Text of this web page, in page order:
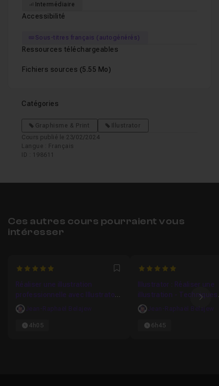
Leçon 28 25 - les trois bras oranges
Leçon 29 25 - bonus mise en valeurs
Intermédiaire
Accessibilité
Sous-titres français (autogénérés)
Ressources téléchargeables
Fichiers sources (5.55 Mo)
Catégories
Graphisme & Print
Illustrator
Cours publié le 23/02/2024
Langue : Français
ID : 198611
Ces autres cours pourraient vous
intéresser
5 Favori
Réaliser une illustration
professionnelle avec Illustrator -
Couleurs
Jean-Raphaël Belajew
4h05
5
Illustrator : Réaliser une
illustration - Techniques
Avancées
Jean-Raphaël Belajew
6h45